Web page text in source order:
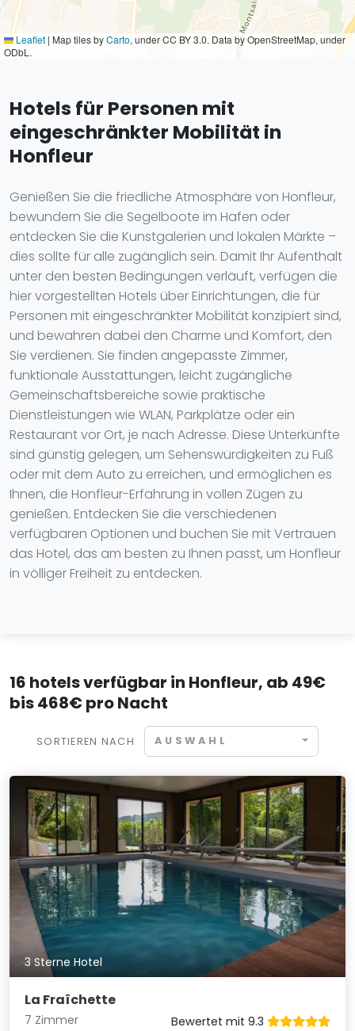
Leaflet | Map tiles byCarto, under CC BY 3.0. Data by OpenStreetMap, under
ODbL.
Hotels für Personen mit
eingeschränkter Mobilität in
Honfleur
Genießen Sie die friedliche Atmosphäre von Honfleur,
bewundern Sie die Segelboote im Hafen oder
entdecken Sie die Kunstgalerien und lokalen Märkte –
dies sollte für alle zugänglich sein. Damit Ihr Aufenthalt
unter den besten Bedingungen verläuft, verfügen die
hier vorgestellten Hotels über Einrichtungen, die für
Personen mit eingeschränkter Mobilität konzipiert sind,
und bewahren dabei den Charme und Komfort, den
Sie verdienen. Sie finden angepasste Zimmer,
funktionale Ausstattungen, leicht zugängliche
Gemeinschaftsbereiche sowie praktische
Dienstleistungen wie WLAN, Parkplätze oder ein
Restaurant vor Ort, je nach Adresse. Diese Unterkünfte
sind günstig gelegen, um Sehenswürdigkeiten zu Fuß
oder mit dem Auto zu erreichen, und ermöglichen es
Ihnen, die Honfleur-Erfahrung in vollen Zügen zu
genießen. Entdecken Sie die verschiedenen
verfügbaren Optionen und buchen Sie mit Vertrauen
das Hotel, das am besten zu Ihnen passt, um Honfleur
in völliger Freiheit zu entdecken.
16 hotels verfügbar in Honfleur, ab 49€
bis 468€ pro Nacht
SORTIEREN NACH AUSWAHL
3 Sterne Hotel
La Fraîchette
7 Zimmer
Bewertet mit 9.3